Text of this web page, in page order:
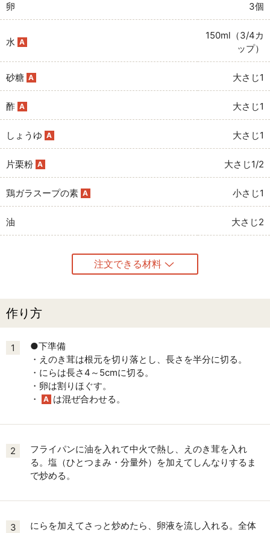
卵 3個
水 A
150ml（3/4カ
ップ）
砂糖 A 大さじ1
酢 A 大さじ1
しょうゆ A 大さじ1
片栗粉 A 大さじ1/2
鶏ガラスープの素 A 小さじ1
油 大さじ2
注文できる材料
作り方
1
●下準備
・えのき茸は根元を切り落とし、長さを半分に切る。
・にらは長さ4～5cmに切る。
・卵は割りほぐす。
・
A は混ぜ合わせる。
2
フライパンに油を入れて中火で熱し、えのき茸を入れ
る。塩（ひとつまみ・分量外）を加えてしんなりするま
で炒める。
3 にらを加えてさっと炒めたら、卵液を流し入れる。全体